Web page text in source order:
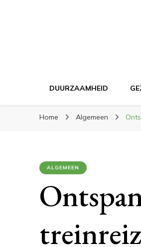
DUURZAAMHEID
Home Algemeen
ALGEMEEN